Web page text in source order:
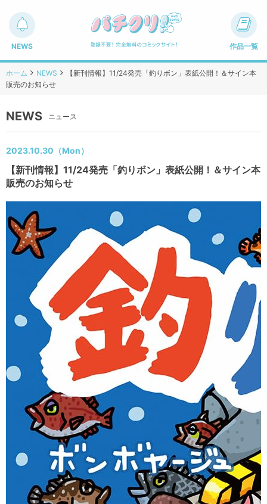
NEWS 作品一覧
ホーム NEWS
【新刊情報】11/24発売「釣りボン」表紙公開！＆サイン本
販売のお知らせ
NEWS ニュース
2023.10.30（Mon）
【新刊情報】11/24発売「釣りボン」表紙公開！＆サイン本
販売のお知らせ